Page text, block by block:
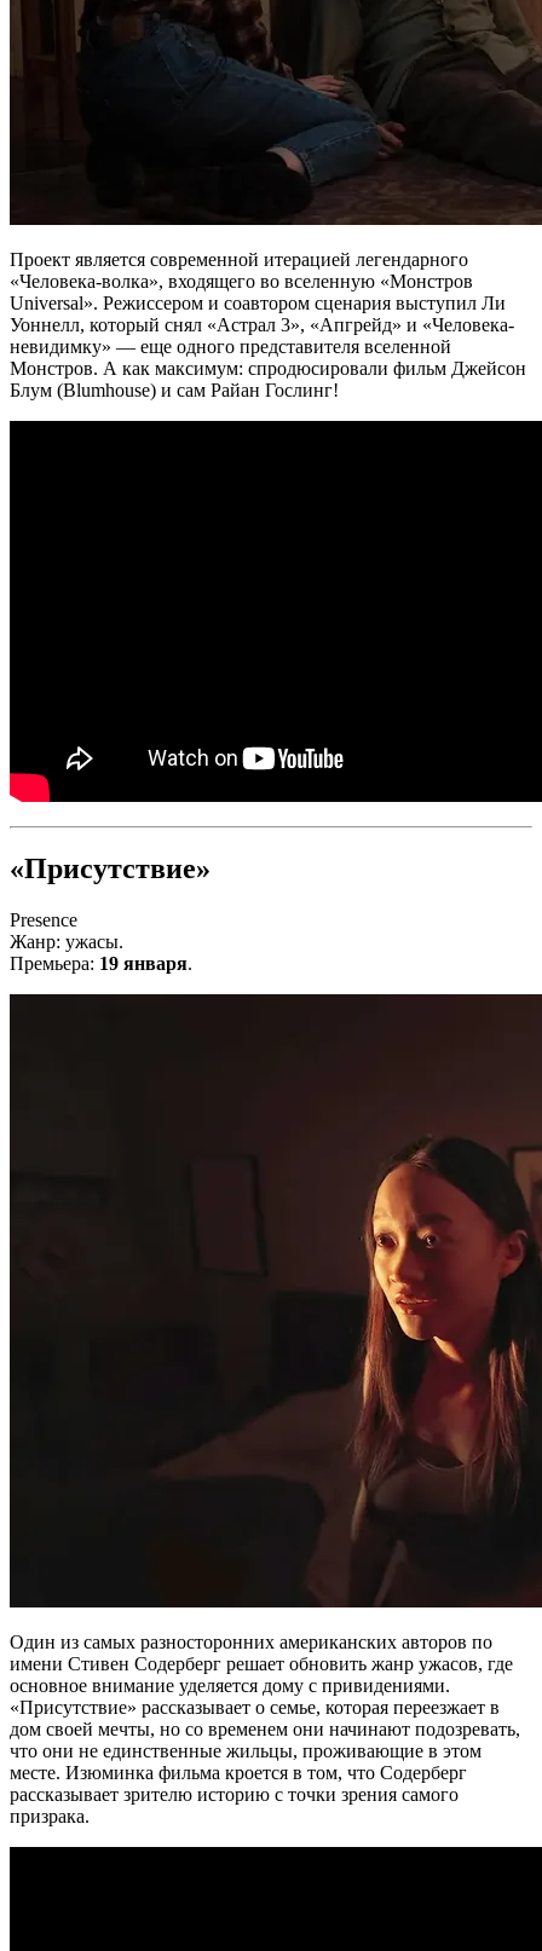
Проект является современной итерацией легендарного
«Человека-волка», входящего во вселенную «Монстров
Universal». Режиссером и соавтором сценария выступил Ли
Уоннелл, который снял «Астрал 3», «Апгрейд» и «Человека-
невидимку» — еще одного представителя вселенной
Монстров. А как максимум: спродюсировали фильм Джейсон
Блум (Blumhouse) и сам Райан Гослинг!
«Присутствие»
Presence
Жанр: ужасы.
Премьера: 19 января.
Один из самых разносторонних американских авторов по
имени Стивен Содерберг решает обновить жанр ужасов, где
основное внимание уделяется дому с привидениями.
«Присутствие» рассказывает о семье, которая переезжает в
дом своей мечты, но со временем они начинают подозревать,
что они не единственные жильцы, проживающие в этом
месте. Изюминка фильма кроется в том, что Содерберг
рассказывает зрителю историю с точки зрения самого
призрака.